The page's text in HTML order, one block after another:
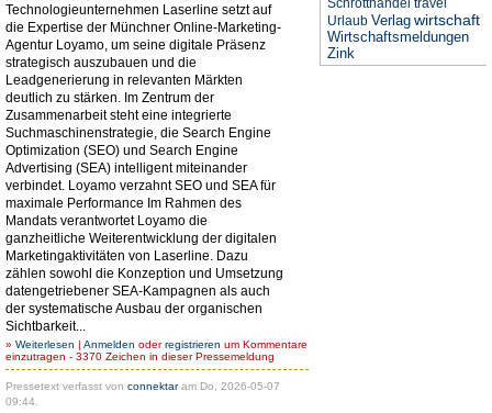
Technologieunternehmen Laserline setzt auf
die Expertise der Münchner Online-Marketing-
Agentur Loyamo, um seine digitale Präsenz
strategisch auszubauen und die
Leadgenerierung in relevanten Märkten
deutlich zu stärken. Im Zentrum der
Zusammenarbeit steht eine integrierte
Suchmaschinenstrategie, die Search Engine
Optimization (SEO) und Search Engine
Advertising (SEA) intelligent miteinander
verbindet. Loyamo verzahnt SEO und SEA für
maximale Performance Im Rahmen des
Mandats verantwortet Loyamo die
ganzheitliche Weiterentwicklung der digitalen
Marketingaktivitäten von Laserline. Dazu
zählen sowohl die Konzeption und Umsetzung
datengetriebener SEA-Kampagnen als auch
der systematische Ausbau der organischen
Sichtbarkeit...
» Weiterlesen | Anmelden oderregistrieren um Kommentare
einzutragen - 3370 Zeichen in dieser Pressemeldung
Pressetext verfasst von connektaram Do, 2026-05-07
09:44.
Schrotthandel travel
Urlaub Verlag wirtschaft
Wirtschaftsmeldungen
Zink